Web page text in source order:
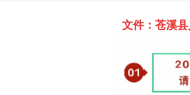
文件：苍溪